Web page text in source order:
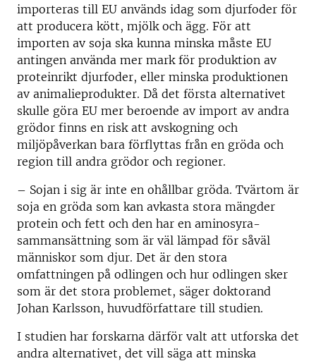
importeras till EU används idag som djurfoder för
att producera kött, mjölk och ägg. För att
importen av soja ska kunna minska måste EU
antingen använda mer mark för produktion av
proteinrikt djurfoder, eller minska produktionen
av animalieprodukter. Då det första alternativet
skulle göra EU mer beroende av import av andra
grödor finns en risk att avskogning och
miljöpåverkan bara förflyttas från en gröda och
region till andra grödor och regioner.
– Sojan i sig är inte en ohållbar gröda. Tvärtom är
soja en gröda som kan avkasta stora mängder
protein och fett och den har en aminosyra-
sammansättning som är väl lämpad för såväl
människor som djur. Det är den stora
omfattningen på odlingen och hur odlingen sker
som är det stora problemet, säger doktorand
Johan Karlsson, huvudförfattare till studien.
I studien har forskarna därför valt att utforska det
andra alternativet, det vill säga att minska